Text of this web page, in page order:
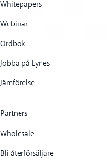
Whitepapers
Webinar
Ordbok
Jobba på Lynes
Jämförelse
Partners
Wholesale
Bli återförsäljare